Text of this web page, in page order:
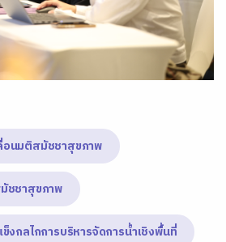
อนมติสมัชชาสุขภาพ
ชชาสุขภาพ
งกลไกการบริหารจัดการน้ำเชิงพื้นที่